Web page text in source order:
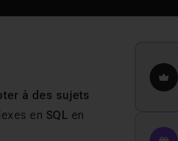
à des sujets
en SQL en